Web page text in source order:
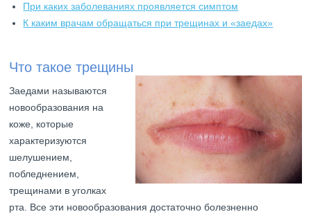
При каких заболеваниях проявляется симптом
К каким врачам обращаться при трещинах и «заедах»
Что такое трещины
Заедами называются
новообразования на
коже, которые
характеризуются
шелушением,
побледнением,
трещинами в уголках
рта. Все эти новообразования достаточно болезненно